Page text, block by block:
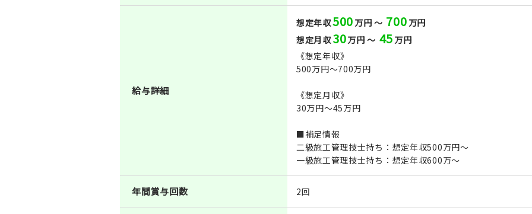
給与詳細
想定年収500 万円 ～ 700 万円
想定月収30万円 ～ 45 万円
《想定年収》
500万円～700万円
《想定月収》
30万円～45万円
■補足情報
二級施工管理技士持ち：想定年収500万円～
一級施工管理技士持ち：想定年収600万～
年間賞与回数 2回